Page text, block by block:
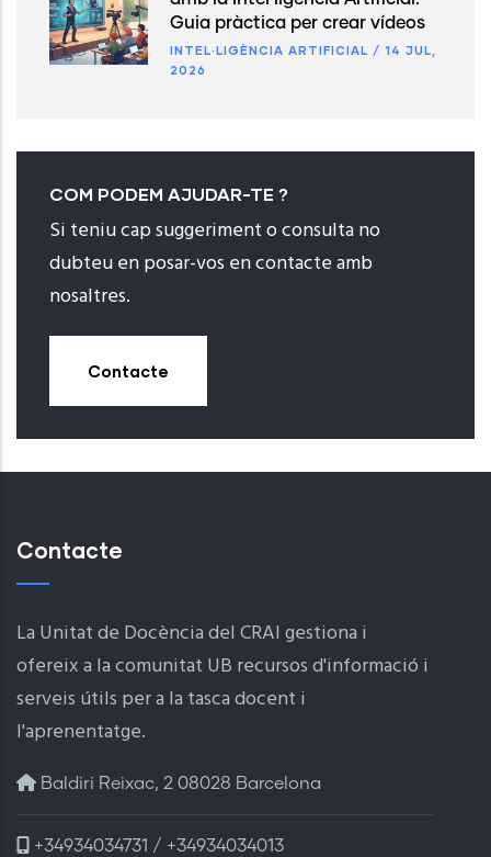
Guia pràctica per crear vídeos
INTEL·LIGÈNCIA ARTIFICIAL / 14 JUL,
2026
COM PODEM AJUDAR-TE ?
Si teniu cap suggeriment o consulta no
dubteu en posar-vos en contacte amb
nosaltres.
Contacte
Contacte
La Unitat de Docència del CRAI gestiona i
ofereix a la comunitat UB recursos d'informació i
serveis útils per a la tasca docent i
l'aprenentatge.
Baldiri Reixac, 2 08028 Barcelona
+34934034731 / +34934034013